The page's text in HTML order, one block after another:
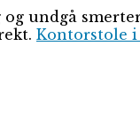
undgå
Kontorstole i